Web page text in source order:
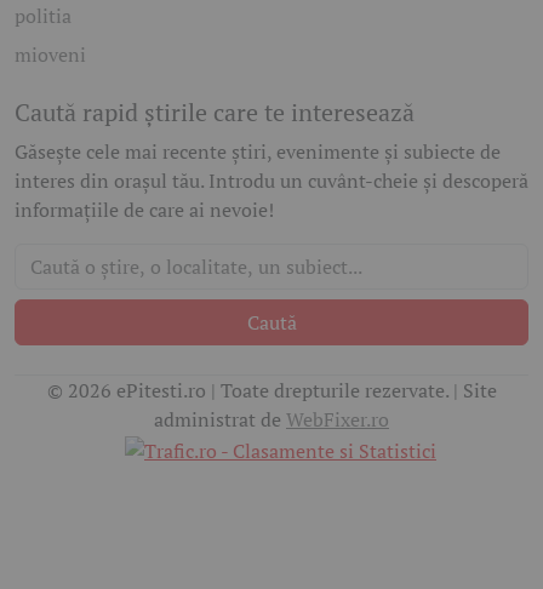
politia
mioveni
Caută rapid știrile care te interesează
Găsește cele mai recente știri, evenimente și subiecte de
interes din orașul tău. Introdu un cuvânt-cheie și descoperă
informațiile de care ai nevoie!
Caută
© 2026 ePitesti.ro | Toate drepturile rezervate. | Site
administrat de WebFixer.ro